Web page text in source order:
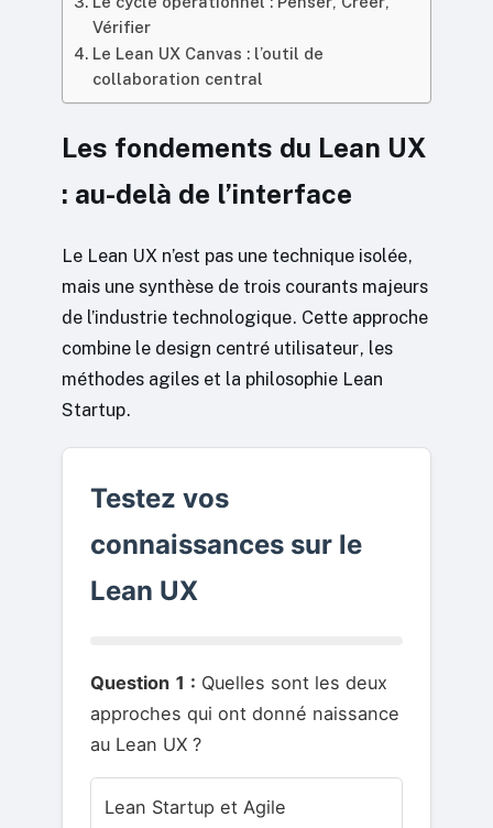
Vérifier
Le Lean UX Canvas : l’outil de
collaboration central
Les fondements du Lean UX
: au-delà de l’interface
Le Lean UX n’est pas une technique isolée,
mais une synthèse de trois courants majeurs
de l’industrie technologique. Cette approche
combine le design centré utilisateur, les
méthodes agiles et la philosophie Lean
Startup.
Testez vos
connaissances sur le
Lean UX
Question 1 : Quelles sont les deux
approches qui ont donné naissance
au Lean UX ?
Lean Startup et Agile